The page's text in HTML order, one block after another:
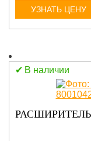
УЗНАТЬ ЦЕНУ
В наличии